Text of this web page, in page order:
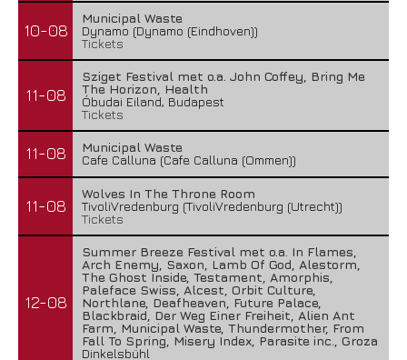
10-08
Municipal Waste
Dynamo (Dynamo (Eindhoven))
Tickets
11-08
Sziget Festival met o.a. John Coffey, Bring Me
The Horizon, Health
Óbudai Eiland, Budapest
Tickets
11-08
Municipal Waste
Cafe Calluna (Cafe Calluna (Ommen))
11-08
Wolves In The Throne Room
TivoliVredenburg (TivoliVredenburg (Utrecht))
Tickets
12-08
Summer Breeze Festival met o.a. In Flames,
Arch Enemy, Saxon, Lamb Of God, Alestorm,
The Ghost Inside, Testament, Amorphis,
Paleface Swiss, Alcest, Orbit Culture,
Northlane, Deafheaven, Future Palace,
Blackbraid, Der Weg Einer Freiheit, Alien Ant
Farm, Municipal Waste, Thundermother, From
Fall To Spring, Misery Index, Parasite inc., Groza
Dinkelsbühl